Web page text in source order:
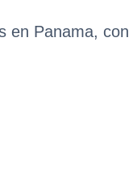
Panama,